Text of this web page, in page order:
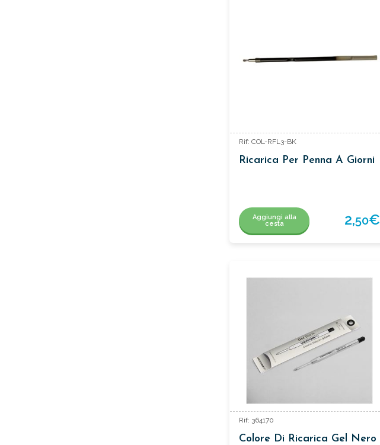
Rif: COL-RFL3-BK
Ricarica Per Penna A Giorni
Aggiungi alla
cesta
2,50€
Rif: 364170
Colore Di Ricarica Gel Nero